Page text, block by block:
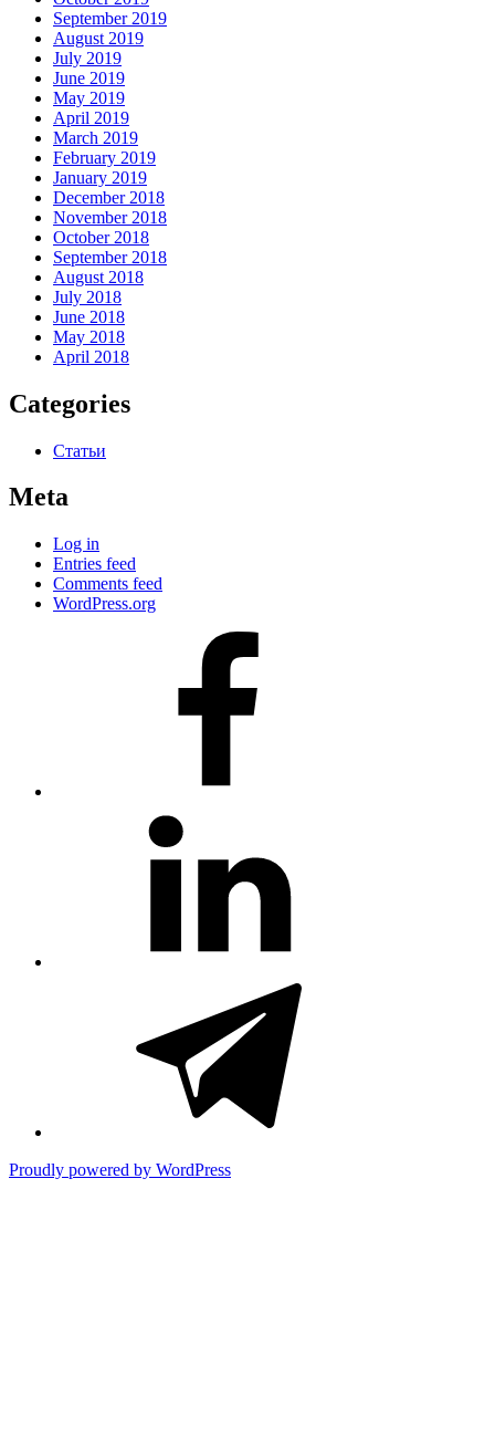
September 2019
August 2019
July 2019
June 2019
May 2019
April 2019
March 2019
February 2019
January 2019
December 2018
November 2018
October 2018
September 2018
August 2018
July 2018
June 2018
May 2018
April 2018
Categories
Статьи
Meta
Log in
Entries feed
Comments feed
WordPress.org
Proudly powered by WordPress